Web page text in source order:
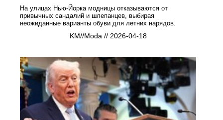
На улицах Нью-Йорка модницы отказываются от
привычных сандалий и шлепанцев, выбирая
неожиданные варианты обуви для летних нарядов.
KM//Moda // 2026-04-18